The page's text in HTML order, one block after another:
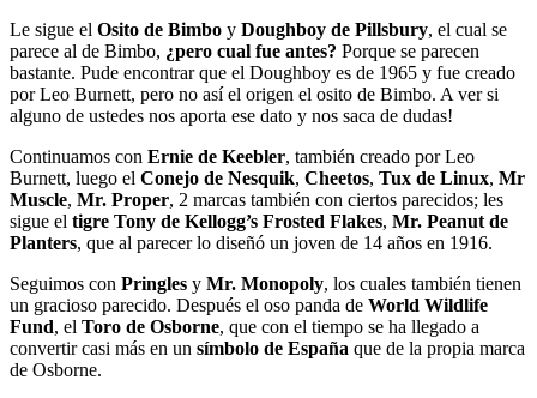
Le sigue el Osito de Bimbo y Doughboy de Pillsbury, el cual se
parece al de Bimbo, ¿pero cual fue antes? Porque se parecen
bastante. Pude encontrar que el Doughboy es de 1965 y fue creado
por Leo Burnett, pero no así el origen el osito de Bimbo. A ver si
alguno de ustedes nos aporta ese dato y nos saca de dudas!
Continuamos con Ernie de Keebler, también creado por Leo
Burnett, luego el Conejo de Nesquik, Cheetos, Tux de Linux, Mr
Muscle, Mr. Proper, 2 marcas también con ciertos parecidos; les
sigue el tigre Tony de Kellogg’s Frosted Flakes, Mr. Peanut de
Planters, que al parecer lo diseñó un joven de 14 años en 1916.
Seguimos con Pringles y Mr. Monopoly, los cuales también tienen
un gracioso parecido. Después el oso panda de World Wildlife
Fund, el Toro de Osborne, que con el tiempo se ha llegado a
convertir casi más en un símbolo de España que de la propia marca
de Osborne.